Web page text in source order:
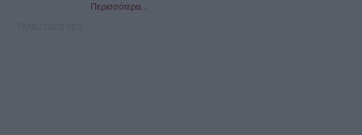
Περισσότερα...